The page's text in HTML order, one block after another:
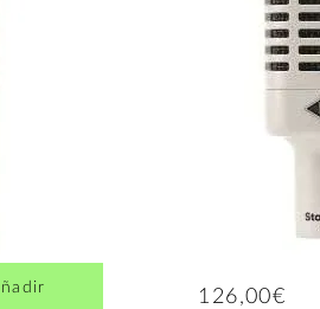
126,00€